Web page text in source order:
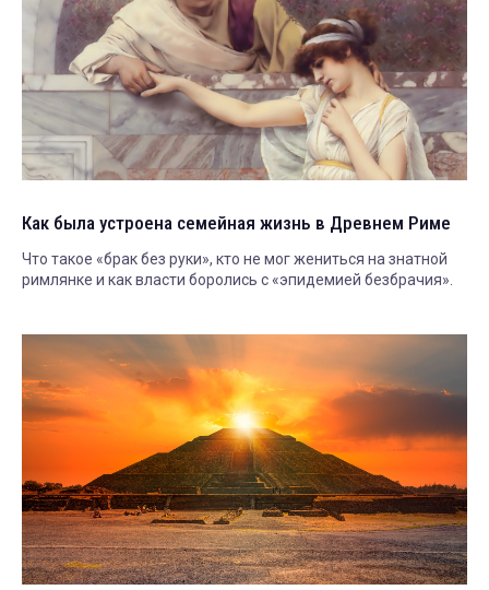
Как была устроена семейная жизнь в Древнем Риме
Что такое «брак без руки», кто не мог жениться на знатной
римлянке и как власти боролись с «эпидемией безбрачия».